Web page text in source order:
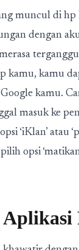
muncul di hp
dengan
kamu, kamu
kamu.
masuk ke
‘iKlan’ atau
opsi